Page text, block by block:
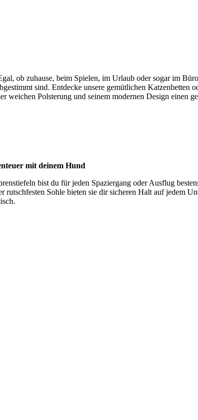
ob zuhause, beim Spielen, im Urlaub oder sogar im
sind. Entdecke unsere gemütlichen
weichen Polsterung und seinem modernen Design einen
mit deinem Hund
bist du für jeden Spaziergang oder Ausflug
Sohle bieten sie dir sicheren Halt auf jedem